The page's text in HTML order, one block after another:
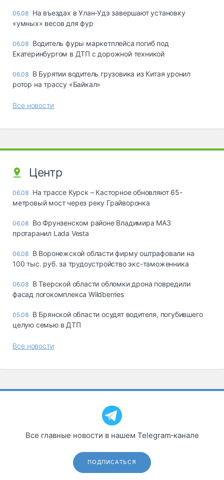
06.08 Ha въeздax в Улaн-Удэ зaвepшaют ycтaнoвкy
«yмныx» вecoв для фyp
06.08 Водитель фуры маркетплейса погиб под
Екатеринбургом в ДТП с дорожной техникой
06.08 В Бурятии водитель грузовика из Китая уронил
ротор на трассу «Байкал»
Все новости
Центр
06.08 На трассе Курск – Касторное обновляют 65-
метровый мост через реку Грайворонка
06.08 Во Фрунзенском районе Владимира МАЗ
протаранил Lada Vesta
06.08 В Воронежской области фирму оштрафовали на
100 тыс. руб. за трудоустройство экс-таможенника
06.08 В Тверской области обломки дрона повредили
фасад логокомплекса Wildberries
05.08 В Брянской области осудят водителя, погубившего
целую семью в ДТП
Все новости
Все главные новости в нашем Telegram‑канале
ПОДПИСАТЬСЯ